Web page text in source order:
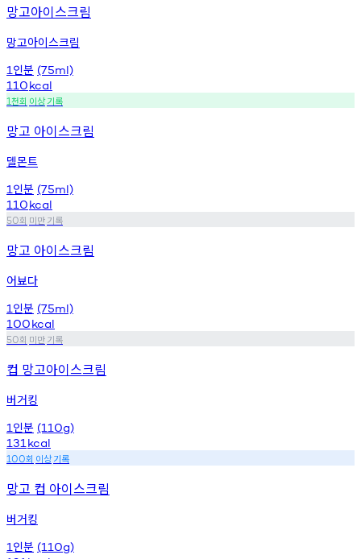
망고아이스크림
망고아이스크림
1 인분 (75ml)
110kcal
1천회 이상기록
망고 아이스크림
델몬트
1 인분 (75ml)
110kcal
50회 미만기록
망고 아이스크림
어뵤다
1 인분 (75ml)
100kcal
50회 미만기록
컵 망고아이스크림
버거킹
1 인분 (110g)
131 kcal
100회 이상기록
망고 컵 아이스크림
버거킹
1 인분 (110g)